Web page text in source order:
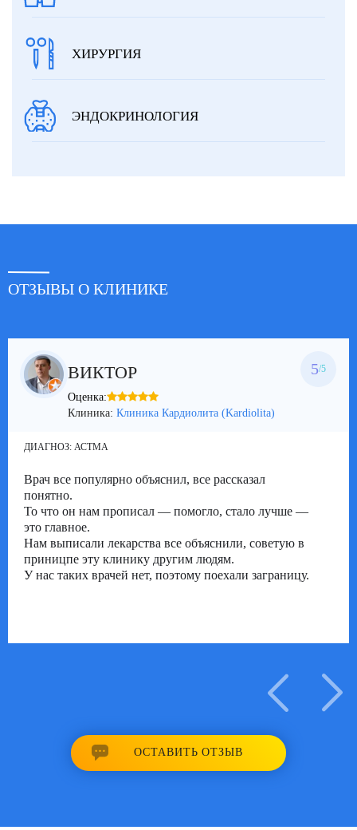
ХИРУРГИЯ
ЭНДОКРИНОЛОГИЯ
ОТЗЫВЫ О КЛИНИКЕ
ВИКТОР 5/5
Оценка:
Клиника: Клиника Кардиолита (Kardiolita)
ДИАГНОЗ: АСТМА
Врач все популярно объяснил, все рассказал
понятно.
То что он нам прописал — помогло, стало лучше —
это главное.
Нам выписали лекарства все объяснили, советую в
приницпе эту клинику другим людям.
У нас таких врачей нет, поэтому поехали заграницу.
ОСТАВИТЬ ОТЗЫВ